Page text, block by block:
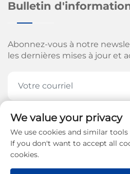
Bulletin
Abonnez-vous à notre
les dernières mises à jour et
ABONNEZ-VOUS
We value your privacy
We use cookies and similar
If you don't want to accept all
cookies.